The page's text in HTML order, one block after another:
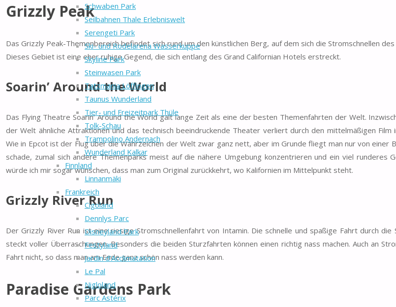
Schwaben Park
Seilbahnen Thale Erlebniswelt
Serengeti Park
Ski- und Rodelarena Wasserkuppe
Skyline Park
Steinwasen Park
Tatzmania Löffingen
Taunus Wunderland
Tier- und Freizeitpark Thüle
Tolk-Schau
Trampolino Andernach
Wunderland Kalkar
Finnland
Linnanmäki
Frankreich
Cigoland
Dennlys Parc
Disneyland Park
Festyland
Jardin d’Acclimatation
Le Pal
Nigloland
Parc Astérix
Grizzly Peak
Das Grizzly Peak-Themenbereich befindet sich rund um den künstlichen Berg, auf dem sich die Stromschnellen
Dieses Gebiet ist eine eher ruhige Gegend, die sich entlang des Grand Californian Hotels erstreckt.
Soarin’ Around the World
Das Flying Theatre Soarin‘ Around the World galt lange Zeit als eine der besten Themenfahrten der Welt.
der Welt ähnliche Attraktionen und das technisch beeindruckende Theater verliert durch den mittelmäßigen Film
Wie in Epcot ist der Flug über die Wahrzeichen der Welt zwar ganz nett, aber im Grunde fliegt man nur von einer
schade, zumal sich andere Themenparks meist auf die nähere Umgebung konzentrieren und ein viel runderes
würde ich mir sogar wünschen, dass man zum Original zurückkehrt, wo Kalifornien im Mittelpunkt steht.
Grizzly River Run
Der Grizzly River Run ist eine riesige Stromschnellenfahrt von Intamin. Die schnelle und spaßige Fahrt durch die
steckt voller Überraschungen. Besonders die beiden Sturzfahrten können einen richtig nass machen. Auch an
Fahrt nicht, so dass man am Ende ganz schön nass werden kann.
Paradise Gardens Park